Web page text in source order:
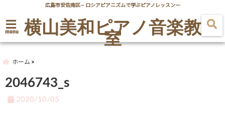
広島市安佐南区― ロシアピアニズムで学ぶピアノレッスンー
menu 横山美和ピアノ音楽教
室
ホーム
2046743_s
2020/10/05